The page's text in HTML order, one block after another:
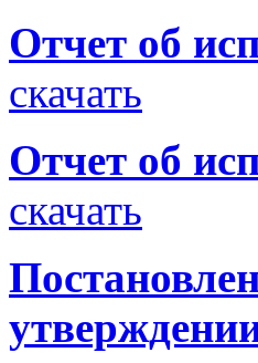
Отчет об
скачать
Отчет об
скачать